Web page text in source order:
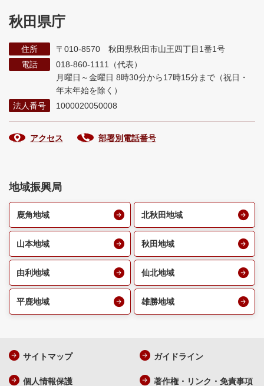
秋田県庁
住所
〒010-8570 秋田県秋田市山王四丁目1番1号
電話
018-860-1111（代表）
月曜日～金曜日 8時30分から17時15分まで （祝日・
年末年始を除く）
法人番号
1000020050008
アクセス 部署別電話番号
地域振興局
鹿角地域 北秋田地域
山本地域 秋田地域
由利地域 仙北地域
平鹿地域 雄勝地域
サイトマップ ガイドライン
個人情報保護 著作権・リンク・免責事項